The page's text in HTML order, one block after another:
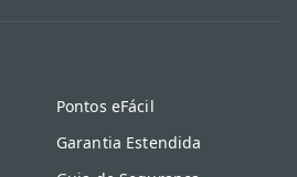
Pontos eFácil
Garantia Estendida